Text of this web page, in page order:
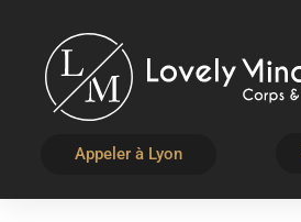
Appeler à Lyon